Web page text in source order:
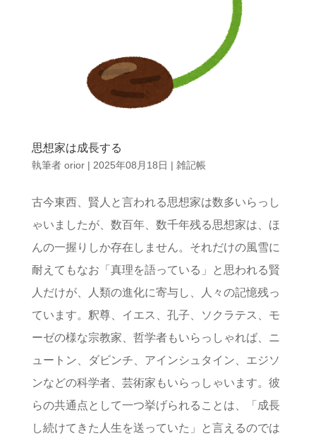
思想家は成長する
執筆者 orior| 2025年08月18日 | 雑記帳
古今東西、賢人と言われる思想家は数多いらっし
ゃいましたが、数百年、数千年残る思想家は、ほ
んの一握りしか存在しません。それだけの風雪に
耐えてもなお「真理を語っている」と思われる賢
人だけが、人類の進化に寄与し、人々の記憶残っ
ています。釈尊、イエス、孔子、ソクラテス、モ
ーゼの様な宗教家、哲学者もいらっしゃれば、ニ
ュートン、ダビンチ、アインシュタイン、エジソ
ンなどの科学者、芸術家もいらっしゃいます。彼
らの共通点として一つ挙げられることは、「成長
し続けてきた人生を送っていた」と言えるのでは